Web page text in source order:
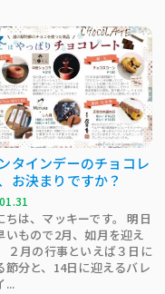
タインデーのチョコレ
お決まりですか？
ちは、マッキーです。 明日
いもので2月、如月を迎え
２月の行事といえば３日に
節分と、14日に迎えるバレ
...